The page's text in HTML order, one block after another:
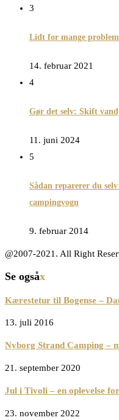
3
Lidt for mange
14. februar 2021
4
Gør det selv: Skift
11. juni 2024
5
Sådan reparerer du
campingvogn
9. februar 2014
@2007-2021. All Right
Se ogsåx
Kærestetur til Bogense –
13. juli 2016
Nyborg Strand Camping –
21. september 2020
Jul i Tivoli – en oplevelse
23. november 2022